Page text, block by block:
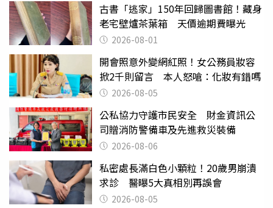
古書「逃家」150年回歸圖書館！藏身
老宅壁爐茶葉箱 天價逾期費曝光
2026-08-01
開會照意外變網紅照！女公務員妝容
掀2千則留言 本人怒嗆：化妝有錯嗎
2026-08-05
公私協力守護市民安全 財金資訊公
司贈消防警備車及先進救災裝備
2026-08-06
私密處長滿白色小顆粒！20歲男崩潰
求診 醫曝5大真相別再誤會
2026-08-05